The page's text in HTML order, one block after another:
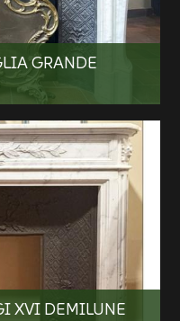
GRANDE
XVI DEMILUNE